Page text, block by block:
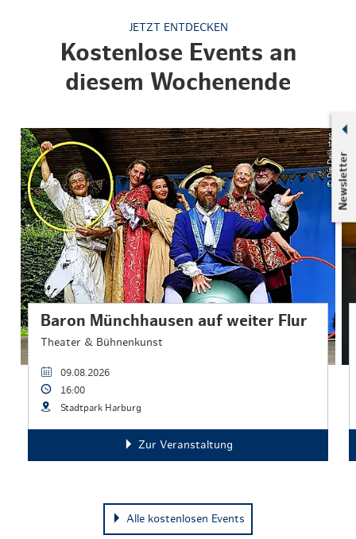
Newsletter
JETZT ENTDECKEN
Kostenlose Events an
diesem Wochenende
© Die Delikaten
Baron Münchhausen auf weiter Flur
Theater & Bühnenkunst
09.08.2026
16:00
Stadtpark Harburg
Zur Veranstaltung
Alle kostenlosen Events